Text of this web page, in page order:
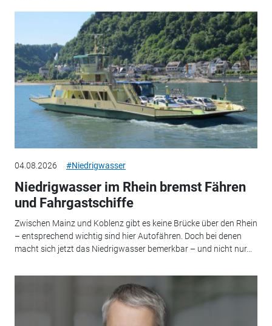
04.08.2026 #Niedrigwasser
Niedrigwasser im Rhein bremst Fähren
und Fahrgastschiffe
Zwischen Mainz und Koblenz gibt es keine Brücke über den Rhein
– entsprechend wichtig sind hier Autofähren. Doch bei denen
macht sich jetzt das Niedrigwasser bemerkbar – und nicht nur...